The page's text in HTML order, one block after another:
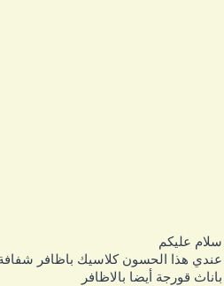
عليكم
هذا الحسون كلاسيك باظافر شفافة
قورجة أيضا بالاظافر